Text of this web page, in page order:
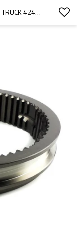
SYNCHRONSCHIEBEMUFFE FÜR IVECO TRUCK 42492422, 42574967, 7982227-PAIRGEARS